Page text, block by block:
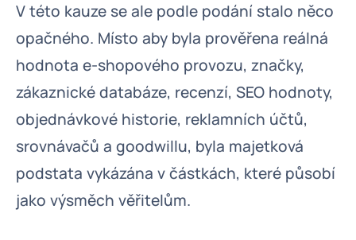
V této kauze se ale podle podání stalo něco
opačného. Místo aby byla prověřena reálná
hodnota e-shopového provozu, značky,
zákaznické databáze, recenzí, SEO hodnoty,
objednávkové historie, reklamních účtů,
srovnávačů a goodwillu, byla majetková
podstata vykázána v částkách, které působí
jako výsměch věřitelům.